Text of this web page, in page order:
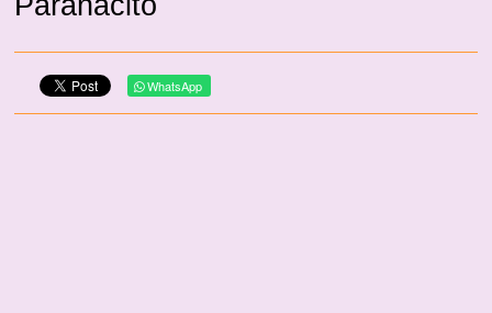
WhatsApp